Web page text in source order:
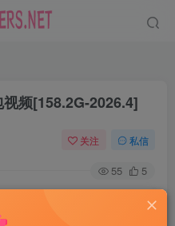
频[158.2G-2026.4]
关注 私信
55 5
2026.4]